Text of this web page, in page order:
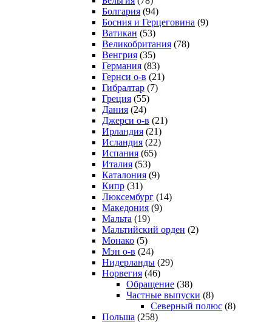
Болгария (94)
Босния и Герцеговина (9)
Ватикан (53)
Великобритания (78)
Венгрия (35)
Германия (83)
Гернси о-в (21)
Гибралтар (7)
Греция (55)
Дания (24)
Джерси о-в (21)
Ирландия (21)
Исландия (22)
Испания (65)
Италия (53)
Каталония (9)
Кипр (31)
Люксембург (14)
Македония (9)
Мальта (19)
Мальтийский орден (2)
Монако (5)
Мэн о-в (24)
Нидерланды (29)
Норвегия (46)
Обращение (38)
Частные выпуски (8)
Северный полюс (8)
Польша (258)